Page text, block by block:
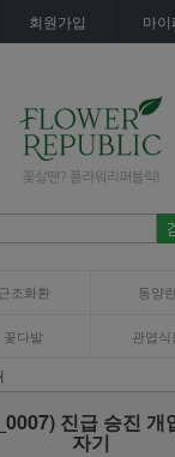
회원가입 마이
근조화환 동양
꽃다발 관엽식
진급 승진 개
자기